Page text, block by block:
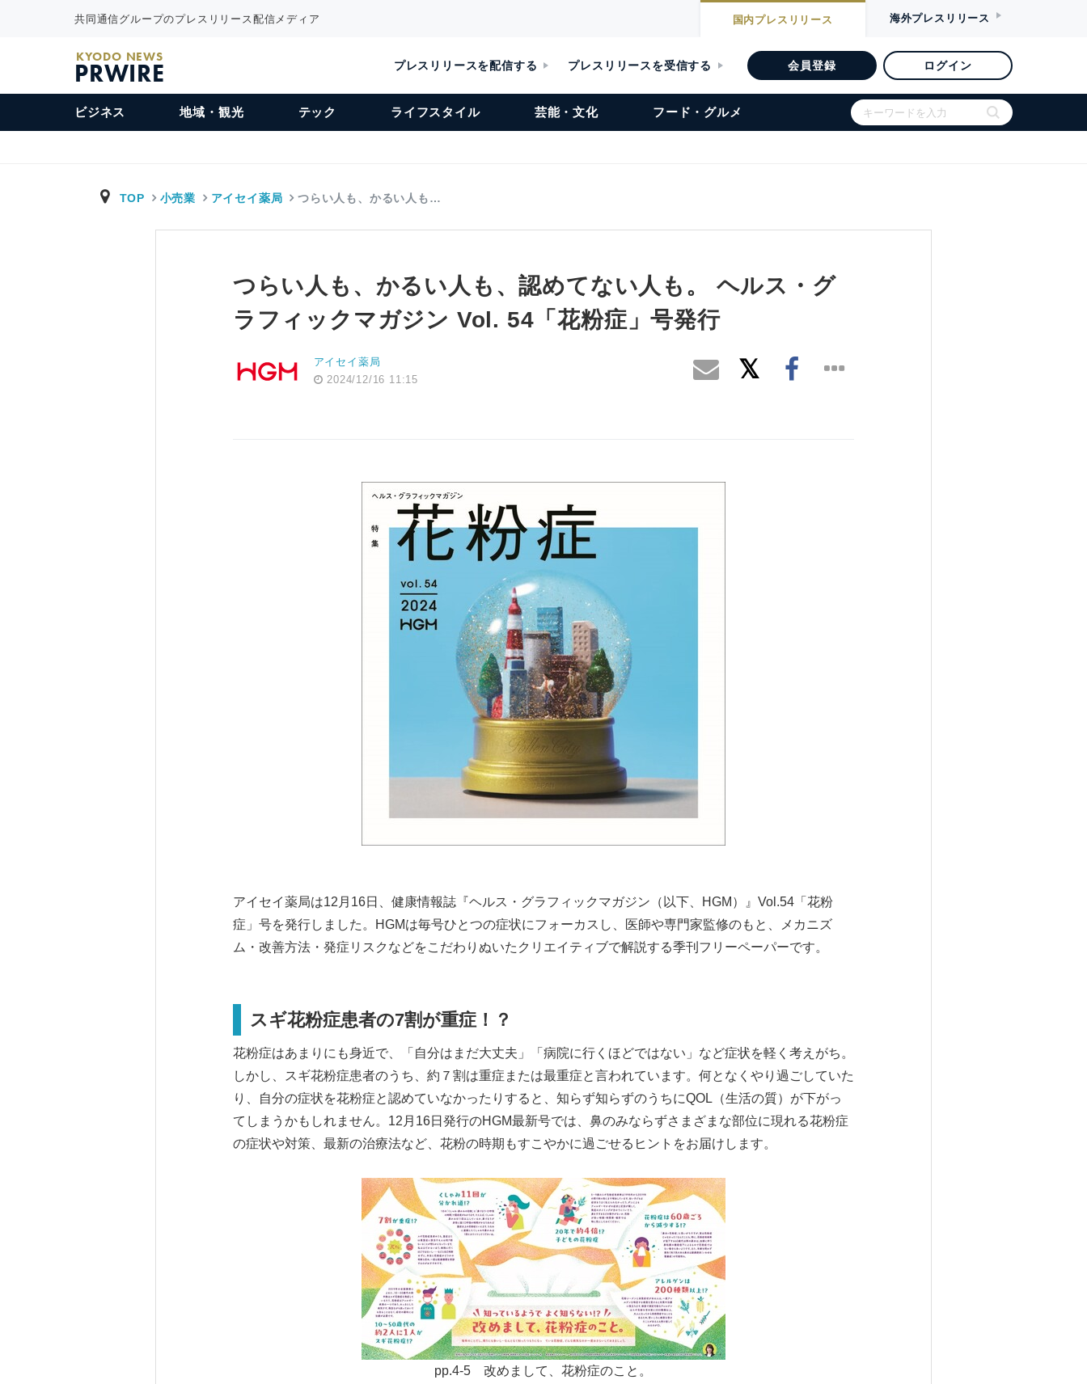
共同通信グループのプレスリリース配信メディア 国内プレスリリース 海外プレスリリース
KYODO NEWS
PRWIRE プレスリリースを配信する プレスリリースを受信する 会員登録 ログイン
ビジネス 地域・観光 テック ライフスタイル 芸能・文化 フード・グルメ
TOP 小売業 アイセイ薬局 つらい人も、かるい人も…
つらい人も、かるい人も、認めてない人も。 ヘルス・グ
ラフィックマガジン Vol. 54「花粉症」号発行
アイセイ薬局
2024/12/16 11:15
アイセイ薬局は12月16日、健康情報誌『ヘルス・グラフィックマガジン（以下、HGM）』Vol.54「花粉
症」号を発行しました。HGMは毎号ひとつの症状にフォーカスし、医師や専門家監修のもと、メカニズ
ム・改善方法・発症リスクなどをこだわりぬいたクリエイティブで解説する季刊フリーペーパーです。
スギ花粉症患者の7割が重症！？
花粉症はあまりにも身近で、「自分はまだ大丈夫」「病院に行くほどではない」など症状を軽く考えがち。
しかし、スギ花粉症患者のうち、約７割は重症または最重症と言われています。何となくやり過ごしていた
り、自分の症状を花粉症と認めていなかったりすると、知らず知らずのうちにQOL（生活の質）が下がっ
てしまうかもしれません。12月16日発行のHGM最新号では、鼻のみならずさまざまな部位に現れる花粉症
の症状や対策、最新の治療法など、花粉の時期もすこやかに過ごせるヒントをお届けします。
pp.4-5 改めまして、花粉症のこと。